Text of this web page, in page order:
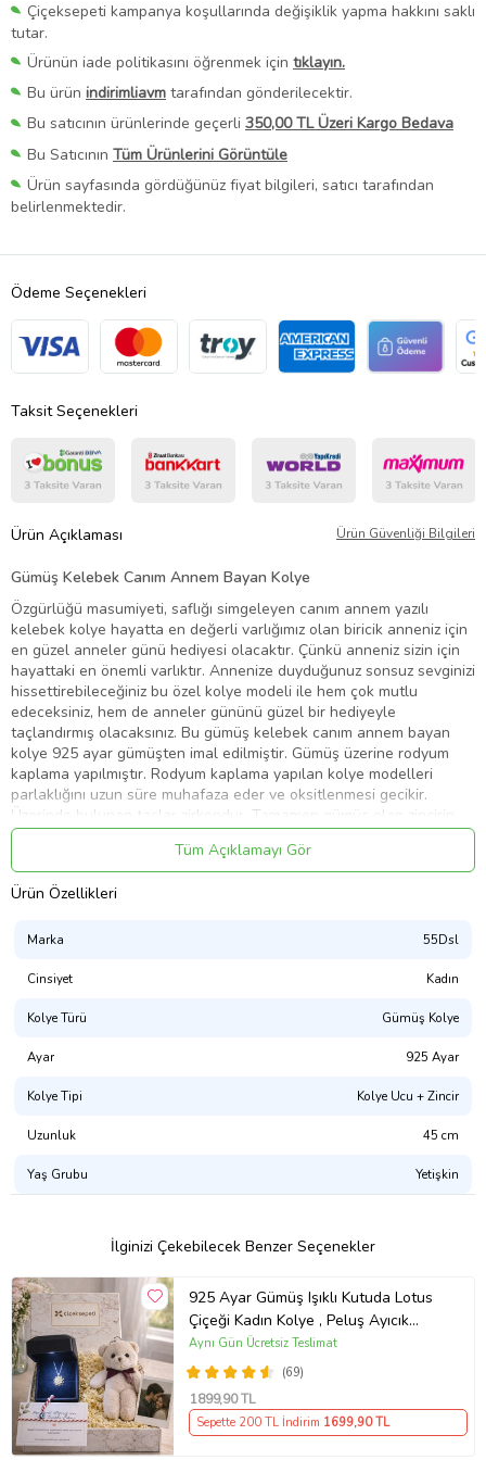
Çiçeksepeti kampanya koşullarında değişiklik yapma hakkını saklı
tutar.
Ürünün iade politikasını öğrenmek için tıklayın.
Bu ürün indirimliavm tarafından gönderilecektir.
Bu satıcının ürünlerinde geçerli 350,00 TL Üzeri Kargo Bedava
Bu Satıcının Tüm Ürünlerini Görüntüle
Ürün sayfasında gördüğünüz fiyat bilgileri, satıcı tarafından
belirlenmektedir.
Ödeme Seçenekleri
Taksit Seçenekleri
Ürün Açıklaması Ürün Güvenliği Bilgileri
Gümüş Kelebek Canım Annem Bayan Kolye
Özgürlüğü masumiyeti, saflığı simgeleyen canım annem yazılı
kelebek kolye hayatta en değerli varlığımız olan biricik anneniz için
en güzel anneler günü hediyesi olacaktır. Çünkü anneniz sizin için
hayattaki en önemli varlıktır. Annenize duyduğunuz sonsuz sevginizi
hissettirebileceğiniz bu özel kolye modeli ile hem çok mutlu
edeceksiniz, hem de anneler gününü güzel bir hediyeyle
taçlandırmış olacaksınız. Bu gümüş kelebek canım annem bayan
kolye 925 ayar gümüşten imal edilmiştir. Gümüş üzerine rodyum
kaplama yapılmıştır. Rodyum kaplama yapılan kolye modelleri
parlaklığını uzun süre muhafaza eder ve oksitlenmesi gecikir.
Üzerinde bulunan taşlar zirkondur. Tamamen gümüş olan zincirin
boyu ortalama 45 cm'dir. Tüm gümüş bayan kolye modellerinde
olduğu gibi gümüş kelebek canım annem bayan kolye de el emeği
ile üretilmiştir. Gümüş ve değerli taşlar nedeniyle belirtilen
ortalama ürün ağırlığında ± %10 sapma olabilmektedir.
Ürün Kodu:
Tüm Açıklamayı Gör
Ürün Özellikleri
Marka 55Dsl
Cinsiyet Kadın
Kolye Türü Gümüş Kolye
Ayar 925 Ayar
Kolye Tipi Kolye Ucu + Zincir
Uzunluk 45 cm
Yaş Grubu Yetişkin
İlginizi Çekebilecek Benzer Seçenekler
925 Ayar Gümüş Işıklı Kutuda Lotus
Çiçeği Kadın Kolye , Peluş Ayıcık
Anahtarlık Marteniçka Bileklik,
Polaroid Fotoğraf Hediye
(69)
Aynı Gün Ücretsiz Teslimat
1899,90 TL
Sepette 200 TL İndirim 1699,90 TL